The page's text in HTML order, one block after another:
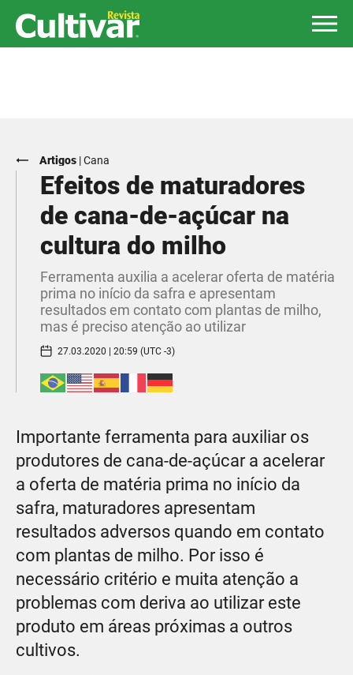
Artigos |Cana
Efeitos de maturadores
de cana-de-açúcar na
cultura do milho
Ferramenta auxilia a acelerar oferta de matéria
prima no início da safra e apresentam
resultados em contato com plantas de milho,
mas é preciso atenção ao utilizar
27.03.2020 | 20:59 (UTC -3)
Importante ferramenta para auxiliar os
produtores de cana-de-açúcar a acelerar
a oferta de matéria prima no início da
safra, maturadores apresentam
resultados adversos quando em contato
com plantas de milho. Por isso é
necessário critério e muita atenção a
problemas com deriva ao utilizar este
produto em áreas próximas a outros
cultivos.